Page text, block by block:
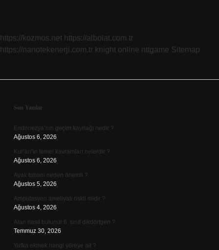
https://kozmos.net https://albolat.com.tr
https://nanotekenerji.com.tr knight online nttgame Sitemap
Sidebar
Son Yazılar
Endonezya’nın geçim kaynağı nedir ?
Ağustos 6, 2026
Kur’an’ın temel kavramları nelerdir ?
Ağustos 6, 2026
Ayak tabanı neden önemli ?
Ağustos 5, 2026
Amputasyon ameliyatı riskli midir ?
Ağustos 4, 2026
Alan nasıl bulunur 6. sınıf dikdörtgen ?
Temmuz 30, 2026
Yufka ekmek hangi yöreye ait ?